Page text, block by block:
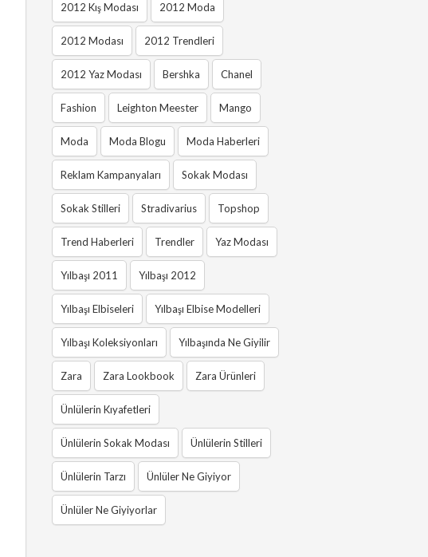
2012 Kış Modası 2012 Moda
2012 Modası 2012 Trendleri
2012 Yaz Modası Bershka Chanel
Fashion Leighton Meester Mango
Moda Moda Blogu Moda Haberleri
Reklam Kampanyaları Sokak Modası
Sokak Stilleri Stradivarius Topshop
Trend Haberleri Trendler Yaz Modası
Yılbaşı 2011 Yılbaşı 2012
Yılbaşı Elbiseleri Yılbaşı Elbise Modelleri
Yılbaşı Koleksiyonları Yılbaşında Ne Giyilir
Zara Zara Lookbook Zara Ürünleri
Ünlülerin Kıyafetleri
Ünlülerin Sokak Modası Ünlülerin Stilleri
Ünlülerin Tarzı Ünlüler Ne Giyiyor
Ünlüler Ne Giyiyorlar